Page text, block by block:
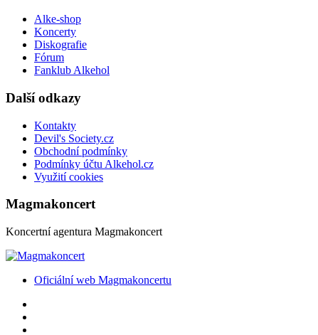
Alke-shop
Koncerty
Diskografie
Fórum
Fanklub Alkehol
Další odkazy
Kontakty
Devil's Society.cz
Obchodní podmínky
Podmínky účtu Alkehol.cz
Využití cookies
Magmakoncert
Koncertní agentura Magmakoncert
Oficiální web Magmakoncertu